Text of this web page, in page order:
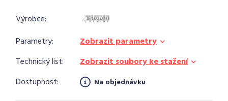
Výrobce:
Parametry:
Zobrazit parametry
Technický list:
Zobrazit soubory ke stažení
Dostupnost:
Na objednávku